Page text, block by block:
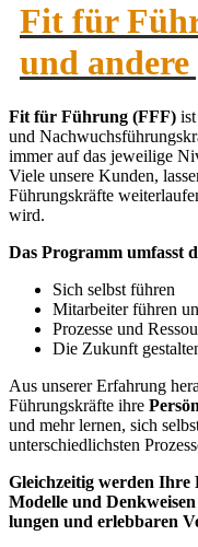
Fit für
und
Fit für Führung (FFF)
und
immer auf das jeweilige
Viele unsere Kunden,
Führungs­kräfte
wird.
Das Programm umfasst
Sich selbst führen
Mitar­beiter führen
Prozesse und
Die Zukunft
Aus unserer Erfahrung
Führungs­kräfte ihre
und mehr lernen, sich
unter­schied­lichsten
Gleich­zeitig werden
Modelle und
lungen und erleb­baren